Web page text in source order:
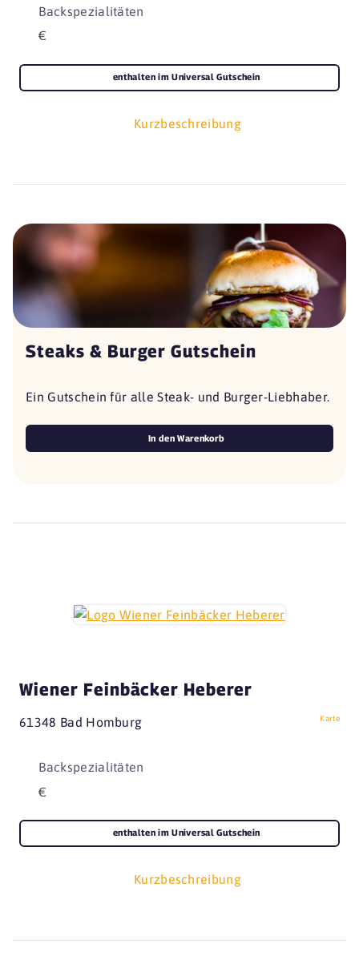
Backspezialitäten
€
Kurzbeschreibung
enthalten im Universal Gutschein
Steaks & Burger Gutschein
Ein Gutschein für alle Steak- und Burger-Liebhaber.
In den Warenkorb
Wiener Feinbäcker Heberer
61348 Bad Homburg Karte
Backspezialitäten
€
Kurzbeschreibung
enthalten im Universal Gutschein